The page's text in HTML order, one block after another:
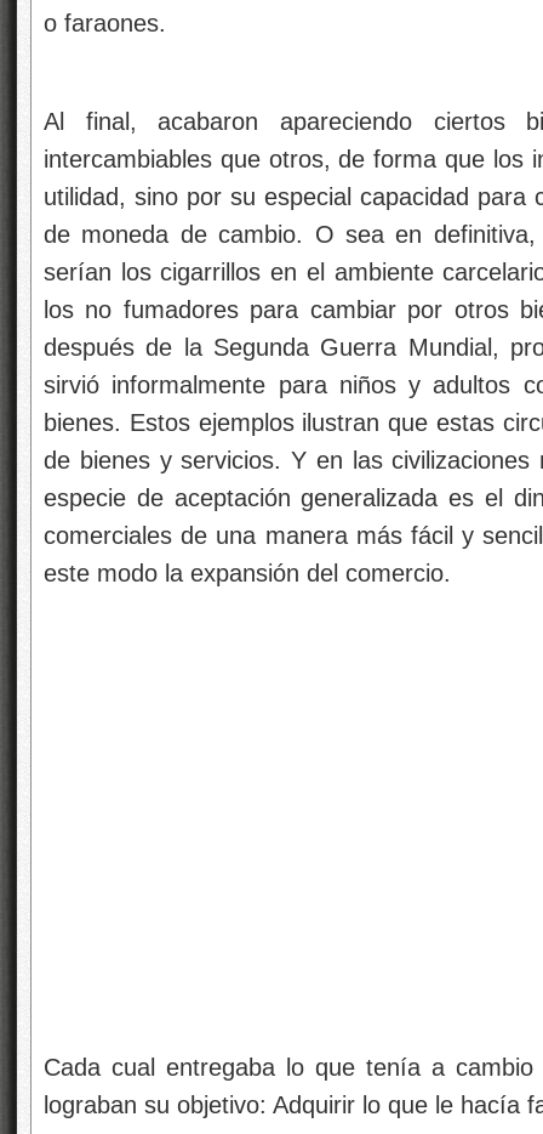
o faraones.
Al final, acabaron apareciendo ciertos
intercambiables que otros, de forma que los
utilidad, sino por su especial capacidad
de moneda de cambio. O sea en
serían los cigarrillos en el ambiente
los no fumadores para cambiar por otros
después de la Segunda Guerra Mundial,
sirvió informalmente para niños y adultos
bienes. Estos ejemplos ilustran que estas
de bienes y servicios. Y en las
especie de aceptación generalizada es el
comerciales de una manera más fácil y
este modo la expansión del comercio.
Cada cual entregaba lo que tenía a
lograban su objetivo: Adquirir lo que le hacía